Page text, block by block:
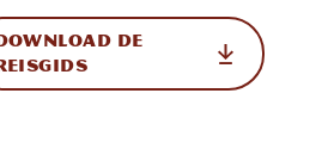
in-/uitschakelen
DE